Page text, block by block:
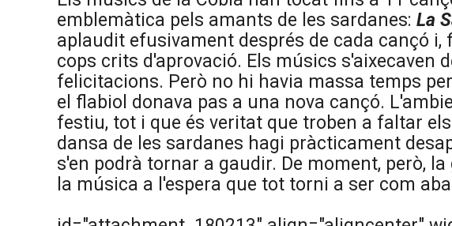
emblemàtica pels amants de les sardanes: La
aplaudit efusivament després de cada cançó
cops crits d'aprovació. Els músics s'aixecaven
felicitacions. Però no hi havia massa temps
el flabiol donava pas a una nova cançó.
festiu, tot i que és veritat que troben a faltar
dansa de les sardanes hagi pràcticament
s'en podrà tornar a gaudir. De moment, però,
la música a l'espera que tot torni a ser com